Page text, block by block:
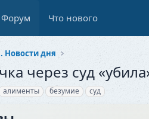
Форум Что нового
Новости дня
через суд
алименты безумие суд